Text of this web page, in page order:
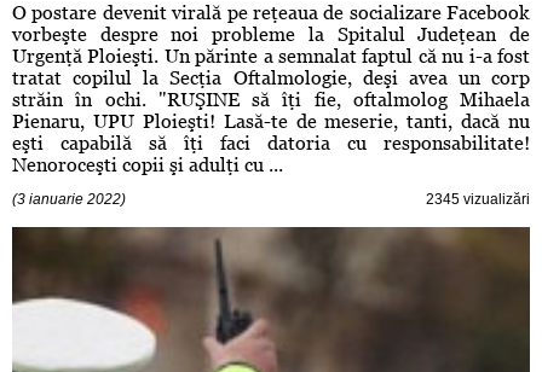
O postare devenit virală pe reţeaua de socializare Facebook
vorbeşte despre noi probleme la Spitalul Judeţean de
Urgenţă Ploieşti. Un părinte a semnalat faptul că nu i-a fost
tratat copilul la Secţia Oftalmologie, deşi avea un corp
străin în ochi. "RUŞINE să îţi fie, oftalmolog Mihaela
Pienaru, UPU Ploieşti! Lasă-te de meserie, tanti, dacă nu
eşti capabilă să îţi faci datoria cu responsabilitate!
Nenoroceşti copii şi adulţi cu ...
(3 ianuarie 2022) 2345 vizualizări